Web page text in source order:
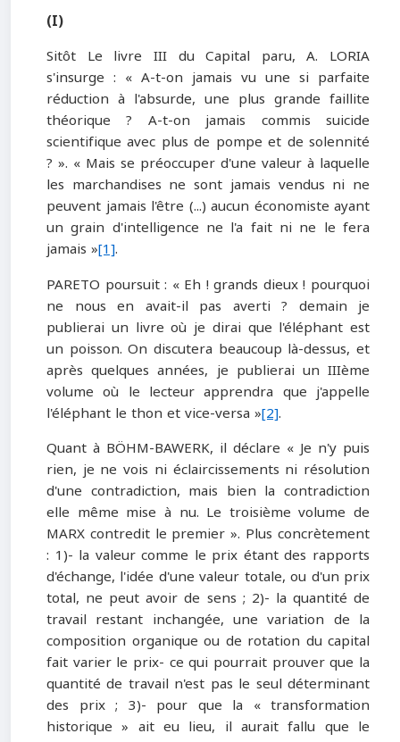
(I)
Sitôt Le livre III du Capital paru, A. LORIA
s'insurge : « A-t-on jamais vu une si parfaite
réduction à l'absurde, une plus grande faillite
théorique ? A-t-on jamais commis suicide
scientifique avec plus de pompe et de solennité
? ». « Mais se préoccuper d'une valeur à laquelle
les marchandises ne sont jamais vendus ni ne
peuvent jamais l'être (...) aucun économiste ayant
un grain d'intelligence ne l'a fait ni ne le fera
jamais »[1].
PARETO poursuit : « Eh ! grands dieux ! pourquoi
ne nous en avait-il pas averti ? demain je
publierai un livre où je dirai que l'éléphant est
un poisson. On discutera beaucoup là-dessus, et
après quelques années, je publierai un IIIème
volume où le lecteur apprendra que j'appelle
l'éléphant le thon et vice-versa »[2].
Quant à BÖHM-BAWERK, il déclare « Je n'y puis
rien, je ne vois ni éclaircissements ni résolution
d'une contradiction, mais bien la contradiction
elle même mise à nu. Le troisième volume de
MARX contredit le premier ». Plus concrètement
: 1)- la valeur comme le prix étant des rapports
d'échange, l'idée d'une valeur totale, ou d'un prix
total, ne peut avoir de sens ; 2)- la quantité de
travail restant inchangée, une variation de la
composition organique ou de rotation du capital
fait varier le prix- ce qui pourrait prouver que la
quantité de travail n'est pas le seul déterminant
des prix ; 3)- pour que la « transformation
historique » ait eu lieu, il aurait fallu que le